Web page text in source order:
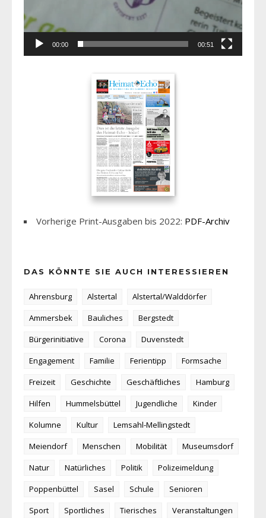
00:00 00:51
Vorherige Print-Ausgaben bis 2022: PDF-Archiv
DAS KÖNNTE SIE AUCH INTERESSIEREN
Ahrensburg Alstertal
Alstertal/Walddörfer
Ammersbek
Bauliches
Bergstedt
Bürgerinitiative
Corona
Duvenstedt
Engagement
Familie Ferientipp
Formsache
Freizeit
Geschichte Geschäftliches
Hamburg
Hilfen
Hummelsbüttel Jugendliche
Kinder
Kolumne
Kultur
Lemsahl-Mellingstedt
Meiendorf
Menschen Mobilität
Museumsdorf
Natur
Natürliches Politik
Polizeimeldung
Poppenbüttel
Sasel Schule
Senioren
Sport
Sportliches Tierisches
Veranstaltungen